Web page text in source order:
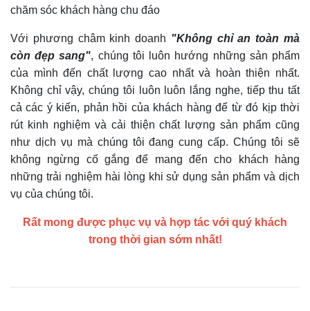
chăm sóc khách hàng chu đáo
Với phương châm kinh doanh "Không chỉ an toàn mà
còn đẹp sang", chúng tôi luôn hướng những sản phẩm
của mình đến chất lượng cao nhất và hoàn thiện nhất.
Không chỉ vậy, chúng tôi luôn luôn lắng nghe, tiếp thu tất
cả các ý kiến, phản hồi của khách hàng để từ đó kịp thời
rút kinh nghiệm và cải thiện chất lượng sản phẩm cũng
như dịch vụ mà chúng tôi đang cung cấp. Chúng tôi sẽ
không ngừng cố gắng để mang đến cho khách hàng
những trải nghiệm hài lòng khi sử dụng sản phẩm và dịch
vụ của chúng tôi.
Rất mong được phục vụ và hợp tác với quý khách
trong thời gian sớm nhất!